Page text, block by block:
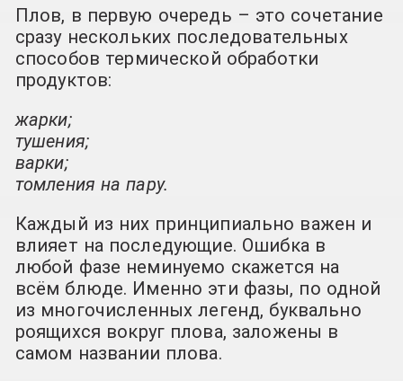
Плов, в первую очередь – это сочетание
сразу нескольких последовательных
способов термической обработки
продуктов:
жарки;
тушения;
варки;
томления на пару.
Каждый из них принципиально важен и
влияет на последующие. Ошибка в
любой фазе неминуемо скажется на
всём блюде. Именно эти фазы, по одной
из многочисленных легенд, буквально
роящихся вокруг плова, заложены в
самом названии плова.